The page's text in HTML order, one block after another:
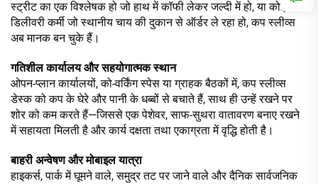
स्ट्रीट का एक विश्लेषक हो जो हाथ में कॉफी लेकर जल्दी में हो, या कोई
डिलीवरी कर्मी जो स्थानीय चाय की दुकान से ऑर्डर ले रहा हो, कप स्लीव्स
अब मानक बन चुके हैं।
गतिशील कार्यालय और सहयोगात्मक स्थान
ओपन-प्लान कार्यालयों, को-वर्किंग स्पेस या ग्राहक बैठकों में, कप स्लीव्स
डेस्क को कप के घेरे और पानी के धब्बों से बचाते हैं, साथ ही उन्हें रखने पर
शोर को कम करते हैं—जिससे एक पेशेवर, साफ-सुथरा वातावरण बनाए रखने
में सहायता मिलती है और कार्य दक्षता तथा एकाग्रता में वृद्धि होती है।
बाहरी अन्वेषण और मोबाइल यात्रा
हाइकर्स, पार्क में घूमने वाले, समुद्र तट पर जाने वाले और दैनिक सार्वजनिक